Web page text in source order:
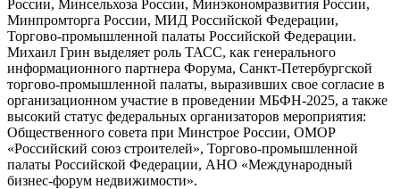
России, Минсельхоза России, Минэкономразвития России,
Минпромторга России, МИД Российской Федерации,
Торгово-промышленной палаты Российской Федерации.
Михаил Грин выделяет роль ТАСС, как генерального
информационного партнера Форума, Санкт-Петербургской
торгово-промышленной палаты, выразивших свое согласие в
организационном участие в проведении МБФН-2025, а также
высокий статус федеральных организаторов мероприятия:
Общественного совета при Минстрое России, ОМОР
«Российский союз строителей», Торгово-промышленной
палаты Российской Федерации, АНО «Международный
бизнес-форум недвижимости».